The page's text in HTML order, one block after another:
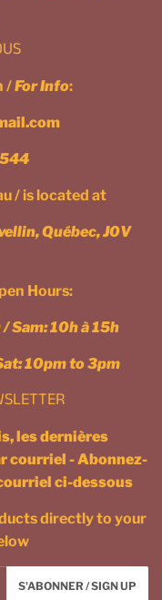
/For Info:
/ is located at
Québec, J0V
Hours:
Sam: 10h à 15h
10pm to 3pm
les dernières
courriel - Abonnez-
ci-dessous
directly to your
S'ABONNER / SIGN UP